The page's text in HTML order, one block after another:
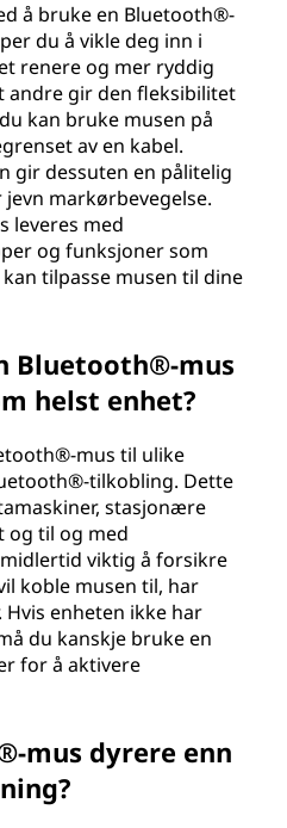
å bruke en Bluetooth®-
du å vikle deg inn i
renere og mer ryddig
andre gir den fleksibilitet
kan bruke musen på
av en kabel.
gir dessuten en pålitelig
markørbevegelse.
leveres med
og funksjoner som
tilpasse musen til dine
Bluetooth®-mus
helst enhet?
mus til ulike
tilkobling. Dette
stasjonære
og til og med
viktig å forsikre
koble musen til, har
enheten ikke har
du kanskje bruke en
for å aktivere
mus dyrere enn